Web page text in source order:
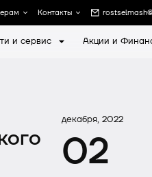
Контакты
и сервис Акции и
декабря, 2022
02